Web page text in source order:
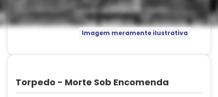
Imagem meramente ilustrativa
Torpedo - Morte Sob Encomenda